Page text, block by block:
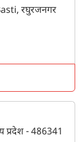
रघुरजनगर
- 486341